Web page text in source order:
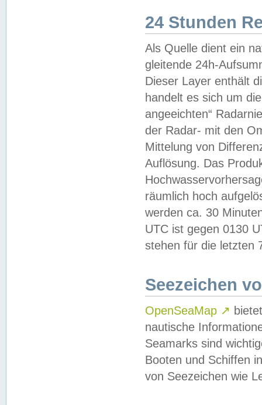
24 Stunden
Als Quelle dient ein
gleitende 24h-
Dieser Layer enthält
handelt es sich um
angeeichten“
der Radar- mit den
Mittelung von
Auflösung. Das
räumlich hoch
werden ca. 30
UTC ist gegen 0130
stehen für die letzten
Seezeichen
OpenSeaMap ↗
nautische
Seamarks sind
Booten und Schiffen
von Seezeichen wie